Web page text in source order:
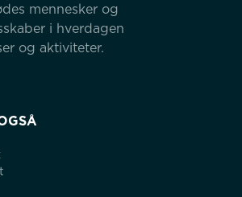
mennesker og
i hverdagen
og aktiviteter.